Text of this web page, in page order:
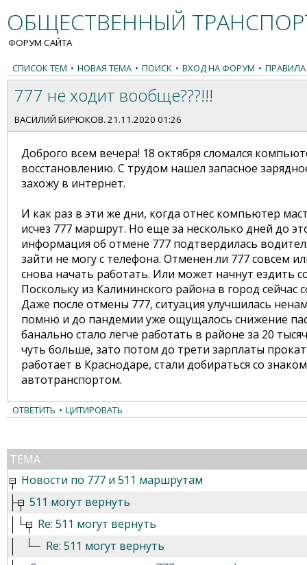
ОБЩЕСТВЕННЫЙ
ФОРУМ САЙТА
СПИСОК ТЕМ • НОВАЯ ТЕМА • ПОИСК • ВХОД НА ФОРУМ •
777 не ходит вообще???!!!
ВАСИЛИЙ БИРЮКОВ. 21.11.2020 01:26
Доброго всем вечера! 18 октября сломался
восстановлению. С трудом нашел запасное
захожу в интернет.
И как раз в эти же дни, когда отнес компьютер
исчез 777 маршрут. Но еще за несколько дней до
информация об отмене 777 подтвердилась
зайти не могу с телефона. Отменен ли 777 совсем
снова начать работать. Или может начнут ездить
Поскольку из Калининского района в город
Даже после отмены 777, ситуация улучшилась
помню и до пандемии уже ощущалось снижение
банально стало легче работать в районе за 20
чуть больше, зато потом до трети зарплаты
работает в Краснодаре, стали добираться со
автотранспортом.
ОТВЕТИТЬ • ЦИТИРОВАТЬ
ТЕМА
Новости по 777 и 511 маршрутам
511 могут вернуть
Re: 511 могут вернуть
Re: 511 могут вернуть